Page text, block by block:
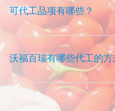
可代工品项有哪些？
沃福百瑞有哪些代工的